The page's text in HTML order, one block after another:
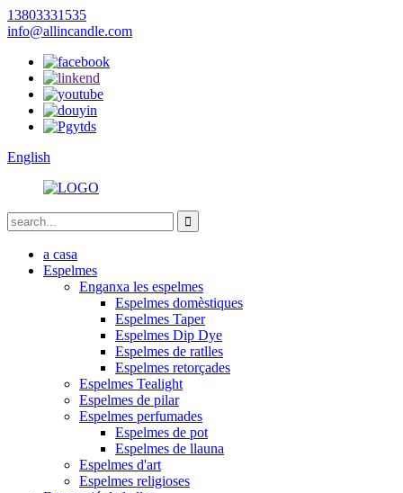
13803331535
info@allincandle.com
English
a casa
Espelmes
Enganxa les espelmes
Espelmes domèstiques
Espelmes Taper
Espelmes Dip Dye
Espelmes de ratlles
Espelmes retorçades
Espelmes Tealight
Espelmes de pilar
Espelmes perfumades
Espelmes de pot
Espelmes de llauna
Espelmes d'art
Espelmes religioses